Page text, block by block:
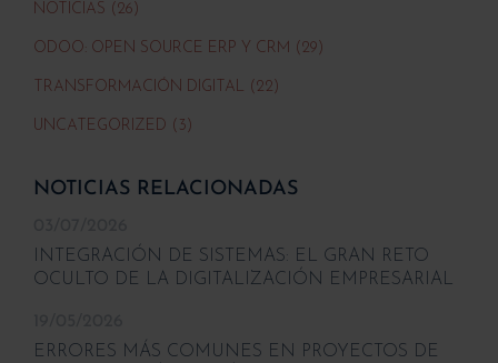
NOTICIAS (26)
ODOO: OPEN SOURCE ERP Y CRM (29)
TRANSFORMACIÓN DIGITAL (22)
UNCATEGORIZED (3)
NOTICIAS RELACIONADAS
INTEGRACIÓN DE SISTEMAS: EL GRAN RETO
OCULTO DE LA DIGITALIZACIÓN EMPRESARIAL
ERRORES MÁS COMUNES EN PROYECTOS DE